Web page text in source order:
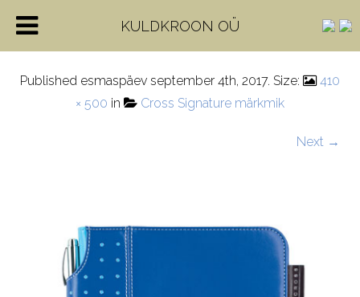
AC236-5M-1
Published esmaspäev september 4th, 2017. Size:
410
× 500 in Cross Signature märkmik
Next →
KULDKROON OÜ